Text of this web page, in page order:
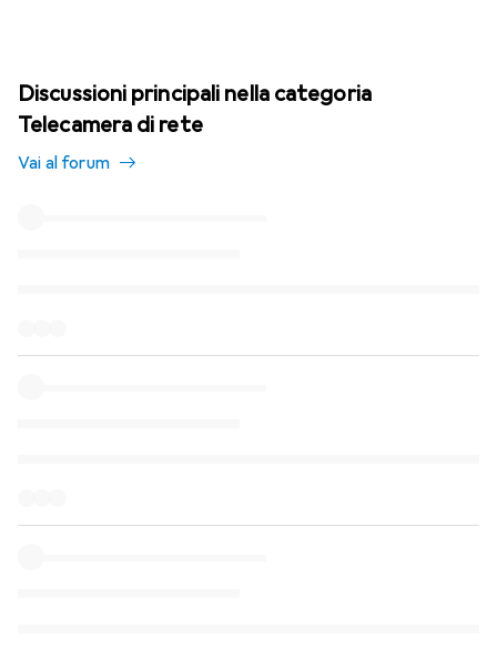
Discussioni principali nella categoria
Telecamera di rete
Vai al forum